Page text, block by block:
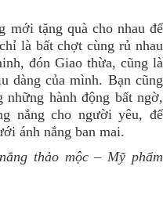
mới tặng quà cho nhau để
là bất chợt cùng rủ nhau
đón Giao thừa, cũng là
dàng của mình. Bạn cũng
hành động bất ngờ,
nắng cho người yêu, để
ánh nắng ban mai.
thảo mộc– Mỹ phẩm